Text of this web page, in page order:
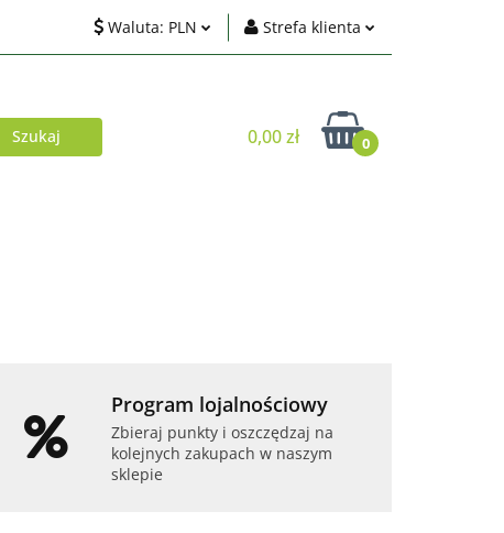
Waluta: PLN Strefa klienta
Zarejestruj się
Dodaj zgłoszenie
0,00 zł 0
Program lojalnościowy
Zbieraj punkty i oszczędzaj na
kolejnych zakupach w naszym
sklepie